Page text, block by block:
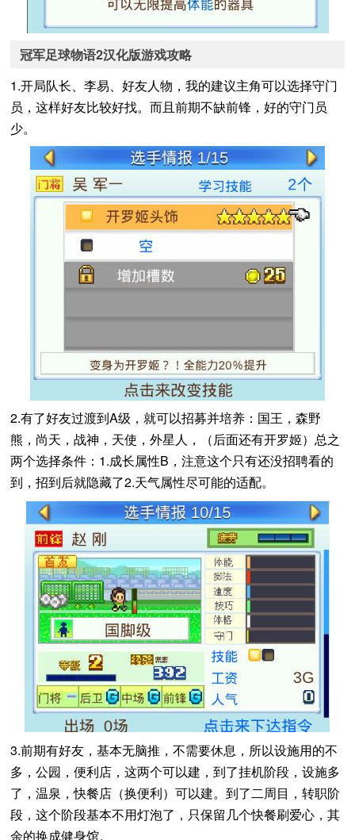
冠军足球物语2汉化版游戏攻略
1.开局队长、李易、好友人物，我的建议主角可以选择守门
员，这样好友比较好找。而且前期不缺前锋，好的守门员
少。
2.有了好友过渡到A级，就可以招募并培养：国王，森野
熊，尚天，战神，天使，外星人，（后面还有开罗姬）总之
两个选择条件：1.成长属性B，注意这个只有还没招聘看的
到，招到后就隐藏了2.天气属性尽可能的适配。
3.前期有好友，基本无脑推，不需要休息，所以设施用的不
多，公园，便利店，这两个可以建，到了挂机阶段，设施多
了，温泉，快餐店（换便利）可以建。到了二周目，转职阶
段，这个阶段基本不用灯泡了，只保留几个快餐刷爱心，其
余的换成健身馆。